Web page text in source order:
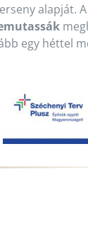
alapját.
egy héttel